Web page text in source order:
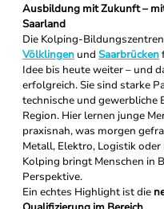
Ausbildung mit Zukunft –
Saarland
Die Kolping-
Völklingen und Saarbrücken
Idee bis heute weiter – und
erfolgreich. Sie sind starke
technische und gewerbliche
Region. Hier lernen junge
praxisnah, was morgen
Metall, Elektro, Logistik oder
Kolping bringt Menschen in
Perspektive.
Ein echtes Highlight ist die